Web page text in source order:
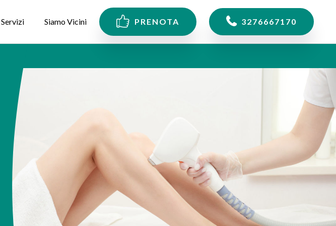
Servizi Siamo Vicini PRENOTA 3276667170